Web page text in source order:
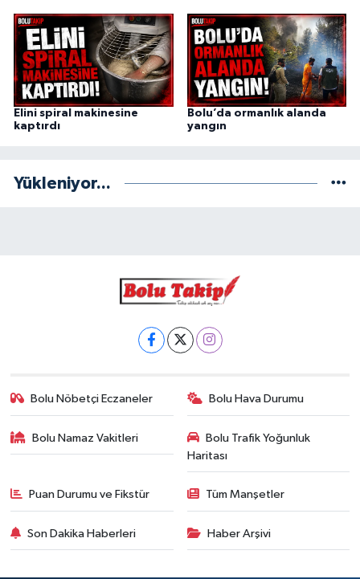
Elini spiral makinesine
kaptırdı
Bolu’da ormanlık alanda
yangın
Yükleniyor...
Bolu Nöbetçi Eczaneler Bolu Hava Durumu
Bolu Namaz Vakitleri
Bolu Trafik Yoğunluk
Haritası
Puan Durumu ve Fikstür Tüm Manşetler
Son Dakika Haberleri Haber Arşivi